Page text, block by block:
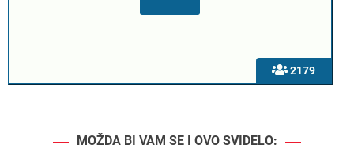
2179
MOŽDA BI VAM SE I OVO SVIDELO: